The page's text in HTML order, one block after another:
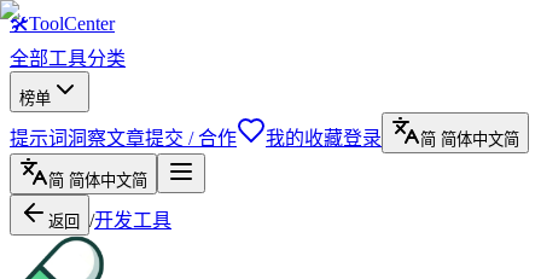
🛠ToolCenter
全部工具分类
榜单
提示词洞察文章提交 / 合作 我的收藏登录 简 简体中文简
简 简体中文简
返回 /开发工具